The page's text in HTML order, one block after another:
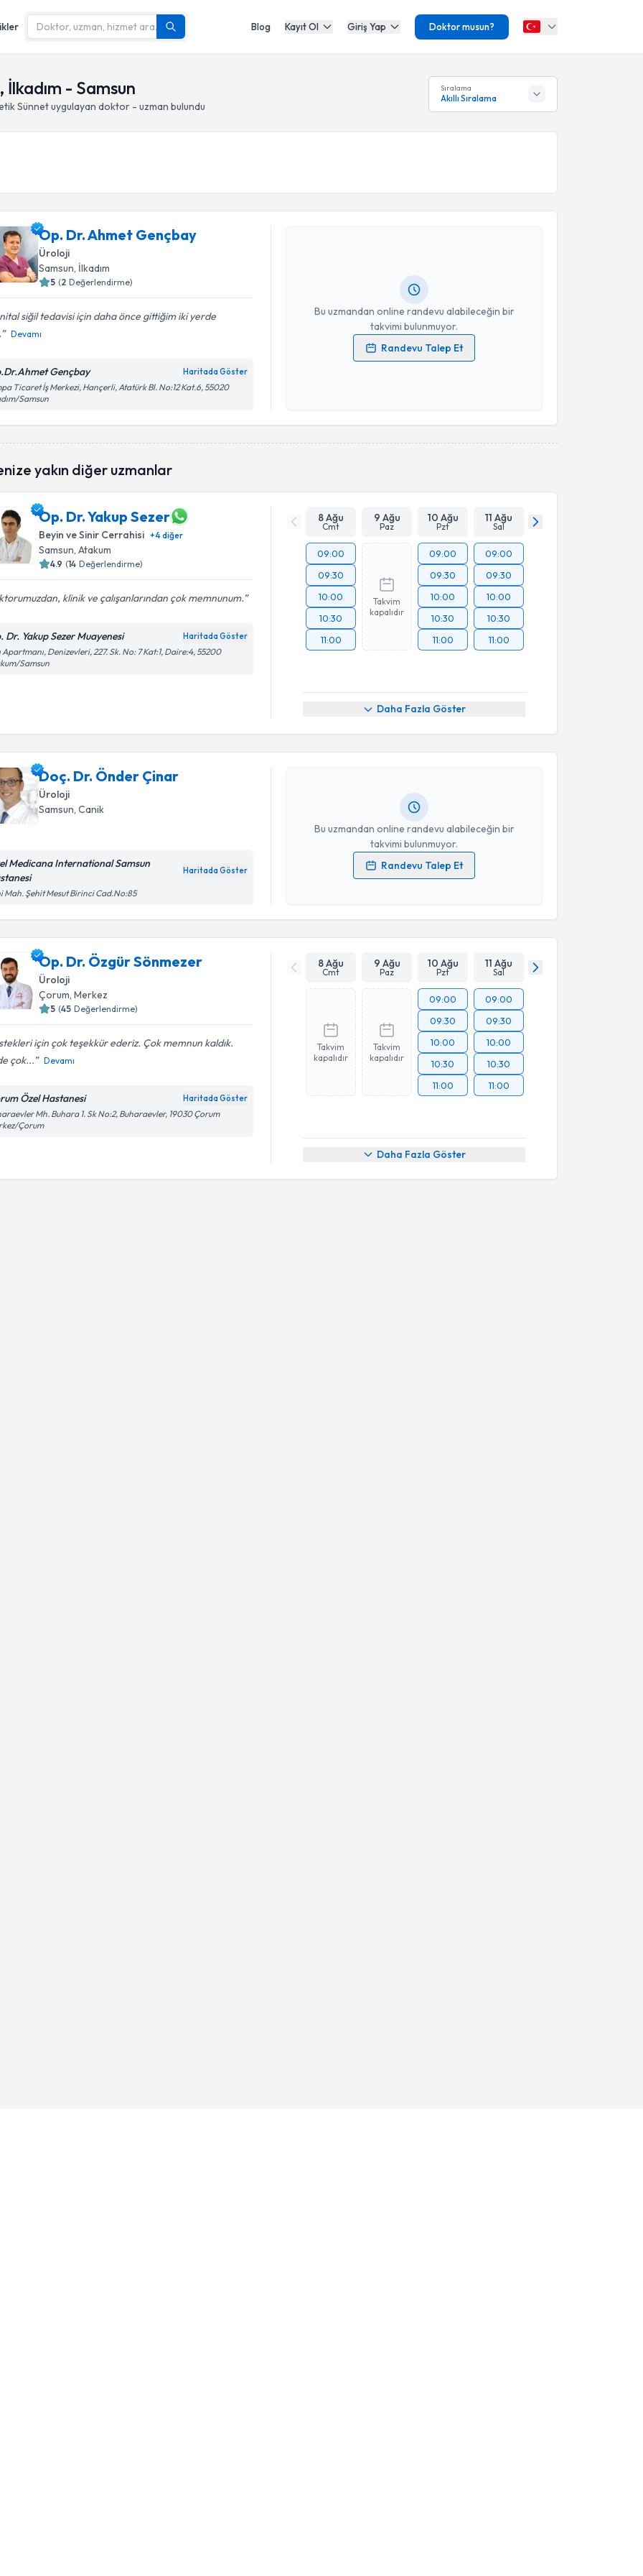
Blog Kayıt Ol Giriş Yap Doktor musun?
- Samsun
Sünnetuygulayan doktor - uzman bulundu
Sıralama
Akıllı Sıralama
Op. Dr. Ahmet Gençbay
Üroloji
Samsun, İlkadım
5 (2 Değerlendirme)
siğil tedavisi için daha önce gittiğim iki yerde
Devamı
Gençbay Haritada Göster
Ticaret İş Merkezi, Hançerli, Atatürk Bl. No:12 Kat.6, 55020
Samsun
Bu uzmandan online randevu alabileceğin bir
takvimi bulunmuyor.
Randevu Talep Et
Kişisel verilerimin işlenmesine ilişkinAydınlatma Metni
yakın diğer uzmanlar
Op. Dr. Yakup Sezer
Beyin ve Sinir Cerrahisi +4diğer
Samsun, Atakum
4.9 (14 Değerlendirme)
klinik ve çalışanlarından çok memnunum.
Dr. Yakup Sezer Muayenesi Haritada Göster
Apartmanı, Denizevleri, 227. Sk. No: 7 Kat:1, Daire:4, 55200
Samsun
8 Ağu
Cmt
9 Ağu
Paz
10 Ağu
Pzt
11 Ağu
Sal
09:00
09:30
10:00
10:30
11:00
Takvim
kapalıdır
09:00
09:30
10:00
10:30
11:00
09:00
09:30
10:00
10:30
11:00
Daha Fazla Göster
Doç. Dr. Önder Çinar
Üroloji
Samsun , Canik
Medicana International Samsun
Haritada Göster
Mah. Şehit Mesut Birinci Cad.No:85
Bu uzmandan online randevu alabileceğin bir
takvimi bulunmuyor.
Randevu Talep Et
Randevu Takvimi Talebi
Doç. Dr. Önder Çinariçin randevu takvimi talebi oluşturun.
Size bu uzmandan randevu almanız için bir takvim
Kişisel verilerimin işlenmesine ilişkinAydınlatma Metni
Op. Dr. Özgür Sönmezer
Üroloji
Çorum , Merkez
5 (45 Değerlendirme)
için çok teşekkür ederiz. Çok memnun kaldık.
çok...
Devamı
Özel Hastanesi Haritada Göster
Mh. Buhara 1. Sk No:2, Buharaevler, 19030 Çorum
Çorum
8 Ağu
Cmt
9 Ağu
Paz
10 Ağu
Pzt
11 Ağu
Sal
Takvim
kapalıdır
Takvim
kapalıdır
09:00
09:30
10:00
10:30
11:00
09:00
09:30
10:00
10:30
11:00
Daha Fazla Göster